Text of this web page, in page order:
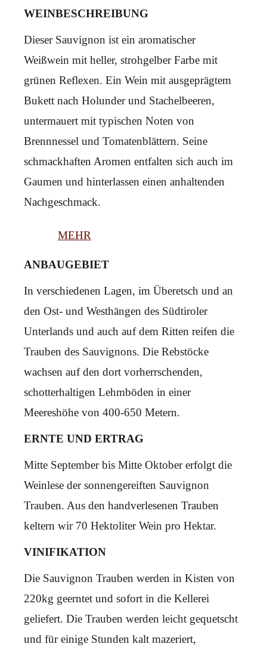
WEINBESCHREIBUNG
Dieser Sauvignon ist ein aromatischer
Weißwein mit heller, strohgelber Farbe mit
grünen Reflexen. Ein Wein mit ausgeprägtem
Bukett nach Holunder und Stachelbeeren,
untermauert mit typischen Noten von
Brennnessel und Tomatenblättern. Seine
schmackhaften Aromen entfalten sich auch im
Gaumen und hinterlassen einen anhaltenden
Nachgeschmack.
MEHR
ANBAUGEBIET
In verschiedenen Lagen, im Überetsch und an
den Ost- und Westhängen des Südtiroler
Unterlands und auch auf dem Ritten reifen die
Trauben des Sauvignons. Die Rebstöcke
wachsen auf den dort vorherrschenden,
schotterhaltigen Lehmböden in einer
Meereshöhe von 400-650 Metern.
ERNTE UND ERTRAG
Mitte September bis Mitte Oktober erfolgt die
Weinlese der sonnengereiften Sauvignon
Trauben. Aus den handverlesenen Trauben
keltern wir 70 Hektoliter Wein pro Hektar.
VINIFIKATION
Die Sauvignon Trauben werden in Kisten von
220kg geerntet und sofort in die Kellerei
geliefert. Die Trauben werden leicht gequetscht
und für einige Stunden kalt mazeriert,